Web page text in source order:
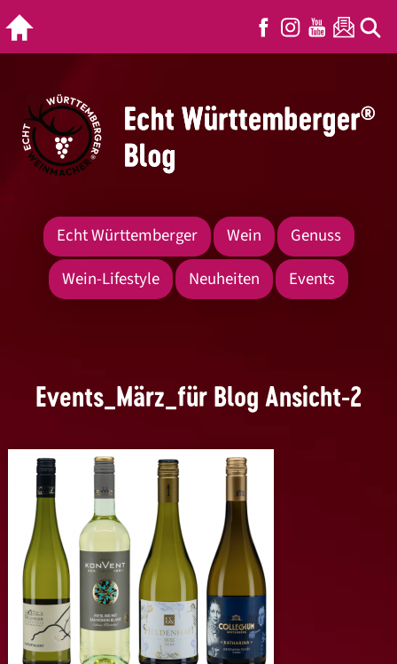
Echt Württemberger Wein
Genuss
Wein-Lifestyle
Neuheiten Events
Events_März_für Blog Ansicht-2